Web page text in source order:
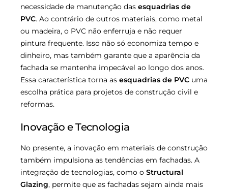
necessidade de manutenção das esquadrias de
PVC. Ao contrário de outros materiais, como metal
ou madeira, o PVC não enferruja e não requer
pintura frequente. Isso não só economiza tempo e
dinheiro, mas também garante que a aparência da
fachada se mantenha impecável ao longo dos anos.
Essa característica torna as esquadrias de PVC uma
escolha prática para projetos de construção civil e
reformas.
Inovação e Tecnologia
No presente, a inovação em materiais de construção
também impulsiona as tendências em fachadas. A
integração de tecnologias, como o Structural
Glazing, permite que as fachadas sejam ainda mais